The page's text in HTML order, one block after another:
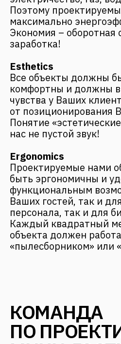
I agree with the privacy policy
Send
CONTACT US
For clients
info@fantalis.ru
Find us on social media
+7 (499) 653-84-20